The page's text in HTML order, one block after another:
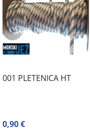
001 PLETENICA HT
0,90 €